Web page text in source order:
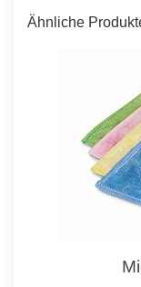
Ähnliche